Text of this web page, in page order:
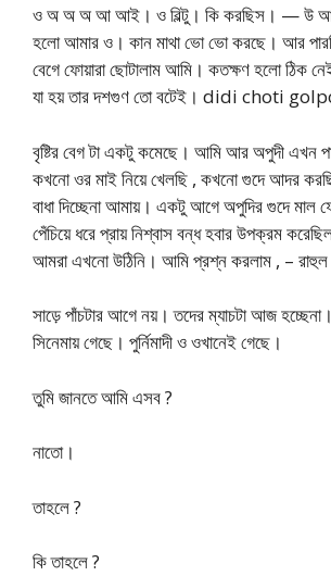
ও অ অ অ আ আই। ও বিল্টু। কি করছিস। — উ
হলো আমার ও। কান মাথা ভো ভো করছে। আর
বেগে ফোয়ারা ছোটালাম আমি। কতক্ষণ হলো ঠিক
যা হয় তার দশগুণ তো বটেই। didi choti
বৃষ্টির বেগ টা একটু কমেছে। আমি আর অপুদী এখন
কখনো ওর মাই নিয়ে খেলছি , কখনো গুদে আদর
বাধা দিচ্ছেনা আমায়। একটু আগে অপুদির গুদে মাল
পেঁচিয়ে ধরে প্রায় নিশ্বাস বন্ধ হবার উপক্রম
আমরা এখনো উঠিনি। আমি প্রশ্ন করলাম , – রাহুল
সাড়ে পাঁচটার আগে নয়। তদের ম্যাচটা আজ হচ্ছেনা।
সিনেমায় গেছে। পুর্নিমাদী ও ওখানেই গেছে।
তুমি জানতে আমি এসব ?
নাতো।
তাহলে ?
কি তাহলে ?